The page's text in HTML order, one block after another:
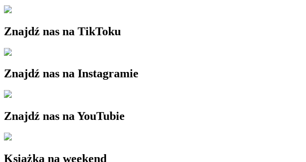
Znajdź nas na TikToku
Znajdź nas na Instagramie
Znajdź nas na YouTubie
Książka na weekend